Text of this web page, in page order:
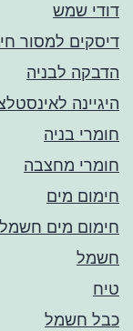
דודי שמש
דיסקים למסור
הדבקה לבניה
היגיינה
חומרי בניה
חומרי מחצבה
חימום מים
חימום מים
חשמל
טיח
כבל חשמל